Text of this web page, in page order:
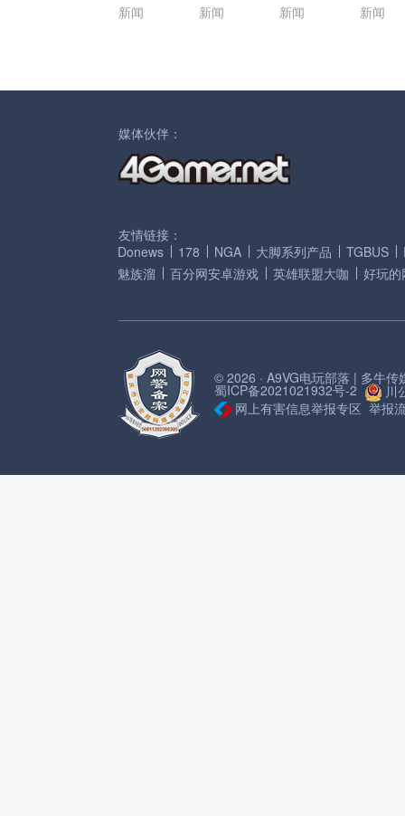
新闻 新闻 新闻 新闻
媒体伙伴：
友情链接：
Donews
178 NGA 大脚系列产品 TGBUS
魅族溜
百分网安卓游戏 英雄联盟大咖 好玩的
© 2026 · A9VG电玩部落 | 多牛传
蜀ICP备2021021932号-2
川
网上有害信息举报专区 举报